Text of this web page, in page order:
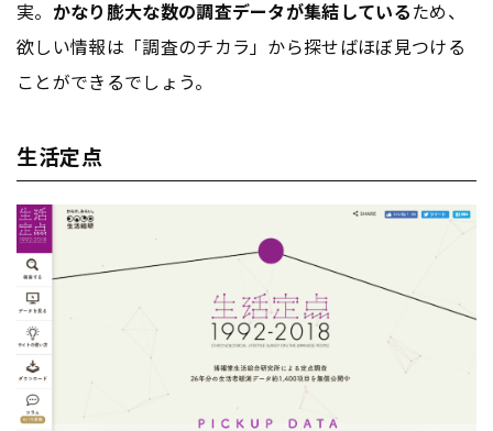
実。 かなり膨大な数の調査データが集結しているため、
欲しい情報は「調査のチカラ」から探せばほぼ見つける
ことができるでしょう。
生活定点